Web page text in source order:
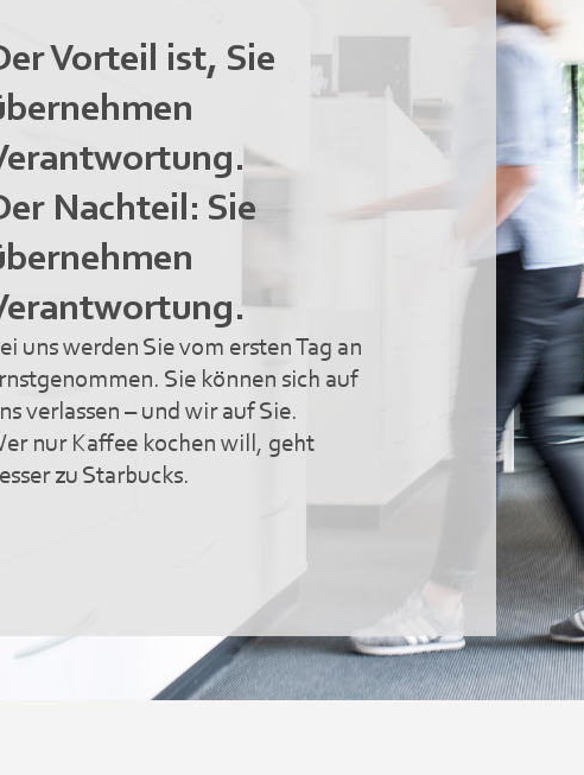
Vorteil ist, Sie
Nachteil: Sie
uns werden Sie vom ersten Tag an
Sie können sich auf
verlassen – und wir auf Sie.
nur Kaffee kochen will, geht
zu Starbucks.